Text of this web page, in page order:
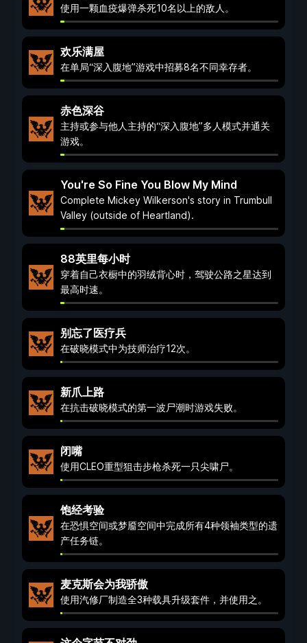
使用一颗血疫爆弹杀死10名以上的敌人。
欢乐满屋
在单局“深入腹地”游戏中招募8名不同幸存者。
赤色深谷
主持或参与他人主持的“深入腹地”多人模式并通关
游戏。
You're So Fine You Blow My Mind
Complete Mickey Wilkerson's story in Trumbull
Valley (outside of Heartland).
88英里每小时
穿着自己衣橱中的羽绒背心时，驾驶公路之星达到
最高时速。
别忘了医疗兵
在破晓模式中为技师治疗12次。
新爪上路
在抗击破晓模式的第一波尸潮时游戏失败。
闭嘴
使用CLEO重型狙击步枪杀死一只尖啸尸。
饱经考验
在恐惧空间或梦靥空间中完成所有4种领袖类型的遗
产任务链。
麦克斯会为我骄傲
使用汽修厂制造全3种载具升级套件，并使用之。